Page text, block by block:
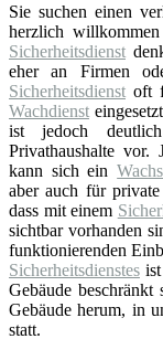
Sie suchen einen
herzlich
Sicherheitsdienst
eher an Firmen
Sicherheitsdienst oft
Wachdienst
ist jedoch
Privathaushalte vor.
kann sich ein
aber auch für
dass mit einem
sichtbar vorhanden
funktionierenden
Sicherheitsdienstes
Gebäude
Gebäude herum, in
statt.